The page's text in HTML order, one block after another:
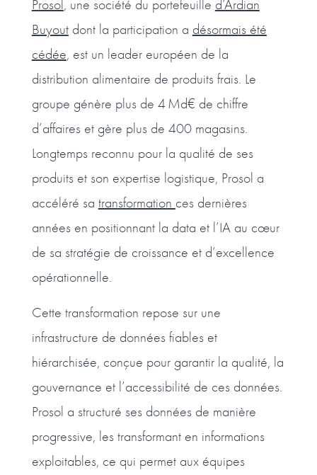
Prosol, une société du portefeuille d’Ardian
Buyoutdont la participation a désormais été
cédée, est un leader européen de la
distribution alimentaire de produits frais. Le
groupe génère plus de 4 Md€ de chiffre
d’affaires et gère plus de 400 magasins.
Longtemps reconnu pour la qualité de ses
produits et son expertise logistique, Prosol a
accéléré sa transformation ces dernières
années en positionnant la data et l’IA au cœur
de sa stratégie de croissance et d’excellence
opérationnelle.
Cette transformation repose sur une
infrastructure de données fiables et
hiérarchisée, conçue pour garantir la qualité, la
gouvernance et l’accessibilité de ces données.
Prosol a structuré ses données de manière
progressive, les transformant en informations
exploitables, ce qui permet aux équipes